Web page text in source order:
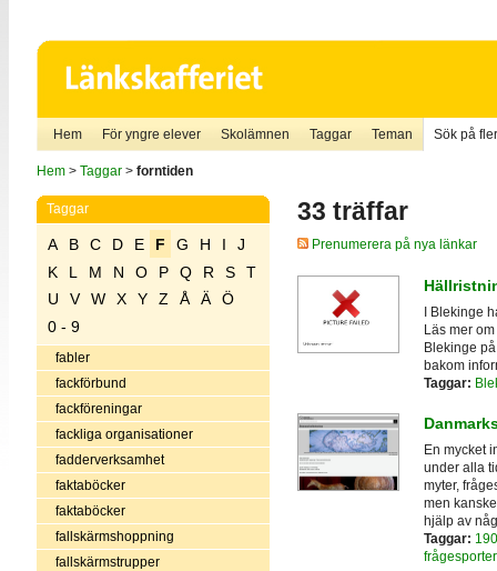
Hem För yngre elever Skolämnen Taggar Teman Sök på
Hem> Taggar> forntiden
Taggar
A B C D E F G H I
J
K
L M N O P Q R S
T
U
V W X Y Z Å Ä
Ö
0 - 9
fabler
fackförbund
fackföreningar
fackliga organisationer
fadderverksamhet
faktaböcker
faktaböcker
fallskärmshoppning
fallskärmstrupper
33 träffar
Prenumerera på nya länkar
I Blekinge
Läs mer
Blekinge
bakom
Taggar:
En mycket
under alla
myter,
men
hjälp av
Taggar:
frågesporter